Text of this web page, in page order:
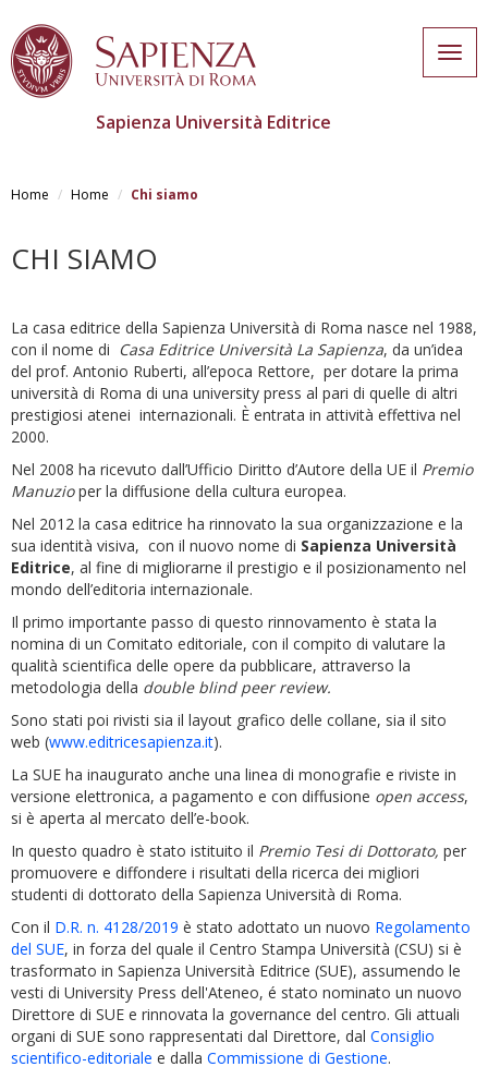
main
Sapienza Università Editrice
Home Home Chi siamo
CHI SIAMO
La casa editrice della Sapienza Università di Roma nasce nel 1988,
con il nome di Casa Editrice Università La Sapienza, da un’idea
del prof. Antonio Ruberti, all’epoca Rettore, per dotare la prima
università di Roma di una university press al pari di quelle di altri
prestigiosi atenei internazionali. È entrata in attività effettiva nel
2000.
Nel 2008 ha ricevuto dall’Ufficio Diritto d’Autore della UE il Premio
Manuzioper la diffusione della cultura europea.
Nel 2012 la casa editrice ha rinnovato la sua organizzazione e la
sua identità visiva, con il nuovo nome di Sapienza Università
Editrice, al fine di miglio­rarne il prestigio e il posizionamento nel
mondo dell’editoria internazionale.
Il primo importante passo di questo rinnovamento è stata la
nomina di un Comitato editoriale, con il compito di valutare la
qualità scientifica delle opere da pub­blicare, attraverso la
metodologia della double blind peer review.
Sono stati poi rivisti sia il layout grafico delle collane, sia il sito
web (www.editricesapienza.it).
La SUE ha inaugurato anche una linea di mono­grafie e riviste in
versione elettronica, a pagamento e con diffusione open access,
si è aperta al mercato dell’e-book.
In questo quadro è stato istituito il Premio Tesi di Dottorato, per
promuovere e diffondere i risultati della ricerca dei migliori
studenti di dottorato della Sapienza Università di Roma.
Con il D.R. n. 4128/2019 è stato adottato un nuovo Regolamento
del SUE, in forza del quale il Centro Stampa Università (CSU) si è
trasformato in Sapienza Università Editrice (SUE), assumendo le
vesti di University Press dell'Ateneo, é stato nominato un nuovo
Direttore di SUE e rinnovata la governance del centro. Gli attuali
organi di SUE sono rappresentati dal Direttore, dal Consiglio
scientifico-editoriale e dalla Commissione di Gestione.